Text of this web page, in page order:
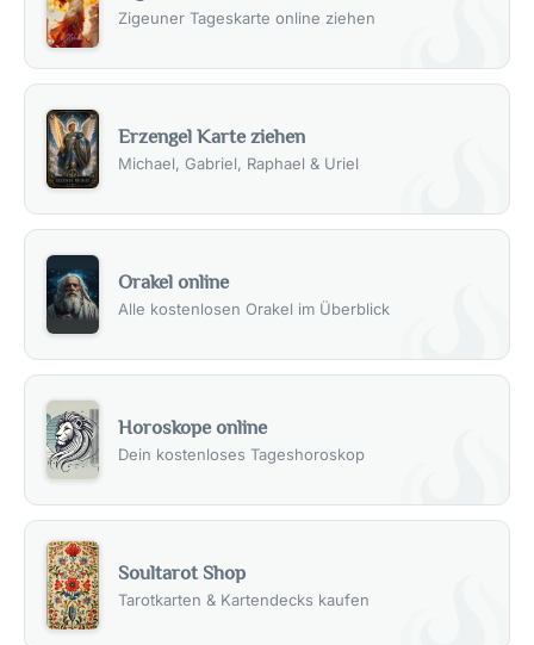
Zigeuner Tageskarte online ziehen
Erzengel Karte ziehen
Michael, Gabriel, Raphael & Uriel
Orakel online
Alle kostenlosen Orakel im Überblick
Horoskope online
Dein kostenloses Tageshoroskop
Soultarot Shop
Tarotkarten & Kartendecks kaufen